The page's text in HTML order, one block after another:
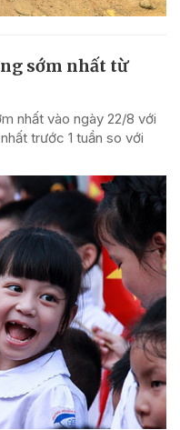
sớm nhất từ
nhất vào ngày 22/8 với
trước 1 tuần so với